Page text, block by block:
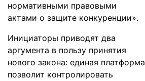
нормативными правовыми
актами о защите конкуренции».
Инициаторы приводят два
аргумента в пользу принятия
нового закона: единая платформа
позволит контролировать